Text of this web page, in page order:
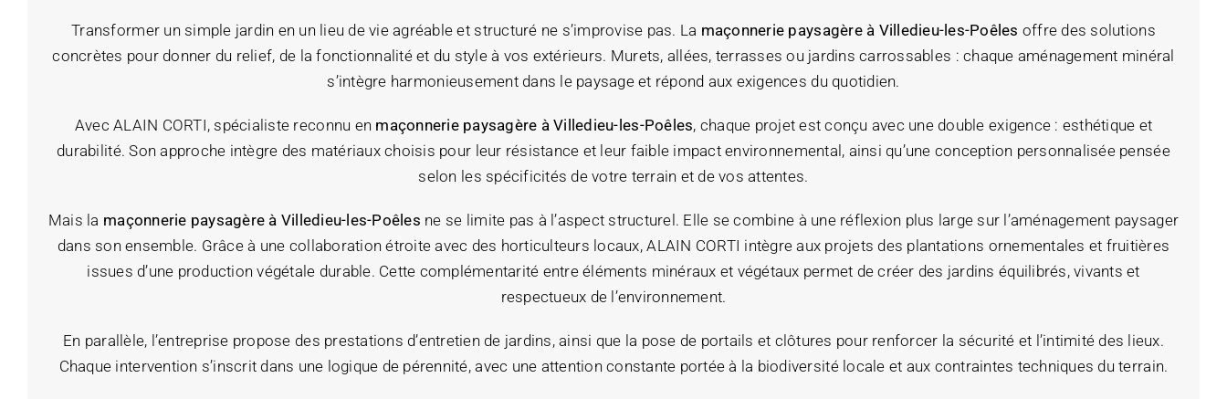
Transformer un simple jardin en un lieu de vie agréable et structuré ne s’improvise pas. La maçonnerie paysagère à Villedieu-les-Poêles offre des solutions
concrètes pour donner du relief, de la fonctionnalité et du style à vos extérieurs. Murets, allées, terrasses ou jardins carrossables : chaque aménagement minéral
s’intègre harmonieusement dans le paysage et répond aux exigences du quotidien.
Avec ALAIN CORTI, spécialiste reconnu en maçonnerie paysagère à Villedieu-les-Poêles, chaque projet est conçu avec une double exigence : esthétique et
durabilité. Son approche intègre des matériaux choisis pour leur résistance et leur faible impact environnemental, ainsi qu’une conception personnalisée pensée
selon les spécificités de votre terrain et de vos attentes.
Mais la maçonnerie paysagère à Villedieu-les-Poêles ne se limite pas à l’aspect structurel. Elle se combine à une réflexion plus large sur l’aménagement paysager
dans son ensemble. Grâce à une collaboration étroite avec des horticulteurs locaux, ALAIN CORTI intègre aux projets des plantations ornementales et fruitières
issues d’une production végétale durable. Cette complémentarité entre éléments minéraux et végétaux permet de créer des jardins équilibrés, vivants et
respectueux de l’environnement.
En parallèle, l’entreprise propose des prestations d’entretien de jardins, ainsi que la pose de portails et clôtures pour renforcer la sécurité et l’intimité des lieux.
Chaque intervention s’inscrit dans une logique de pérennité, avec une attention constante portée à la biodiversité locale et aux contraintes techniques du terrain.